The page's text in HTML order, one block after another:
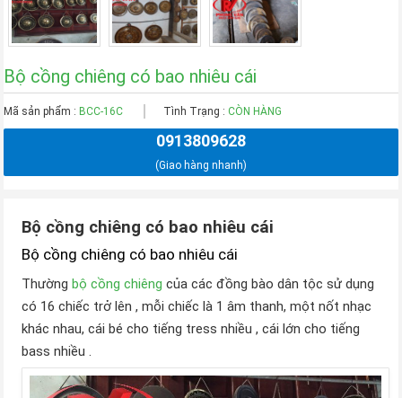
Bộ cồng chiêng có bao nhiêu cái
Mã sản phẩm : BCC-16C Tình Trạng : CÒN HÀNG
0913809628
(Giao hàng nhanh)
Bộ cồng chiêng có bao nhiêu cái
Bộ cồng chiêng có bao nhiêu cái
Thườngbộ cồng chiêng của các đồng bào dân tộc sử dụng
có 16 chiếc trở lên , mỗi chiếc là 1 âm thanh, một nốt nhạc
khác nhau, cái bé cho tiếng tress nhiều , cái lớn cho tiếng
bass nhiều .